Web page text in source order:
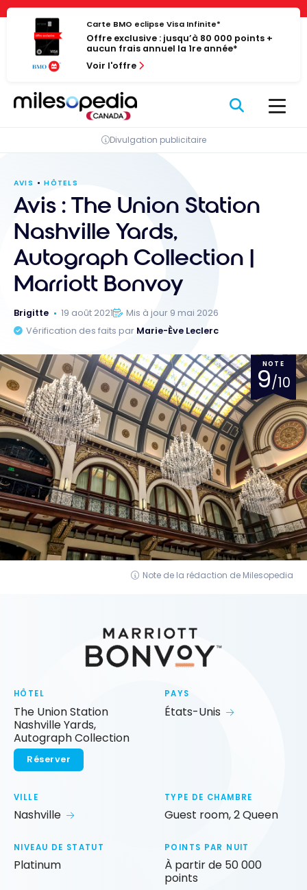
Panneau de gestion des cookies
Passer
contenu
Carte BMO eclipse Visa Infinite*
Offre exclusive : jusqu’à 80 000 points +
aucun frais annuel la 1re année*
Voir l'offre
Divulgation publicitaire
AVIS HÔTELS
Avis : The Union Station
Nashville Yards,
Autograph Collection |
Marriott Bonvoy
Brigitte 19 août 2021
Mis à jour 9 mai 2026
Vérification des faits par Marie-Ève Leclerc
NOTE
9/10
Note de la rédaction de Milesopedia
HÔTEL
The Union Station
Nashville Yards,
Autograph Collection
Réserver
PAYS
États-Unis
VILLE
Nashville
TYPE DE CHAMBRE
Guest room, 2 Queen
NIVEAU DE STATUT
Platinum
POINTS PAR NUIT
À partir de 50 000
points